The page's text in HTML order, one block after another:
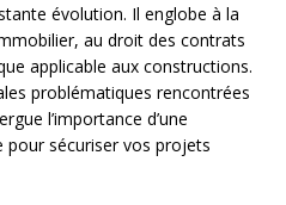
évolution. Il englobe à la
au droit des contrats
applicable aux constructions.
problématiques rencontrées
l’importance d’une
pour sécuriser vos projets